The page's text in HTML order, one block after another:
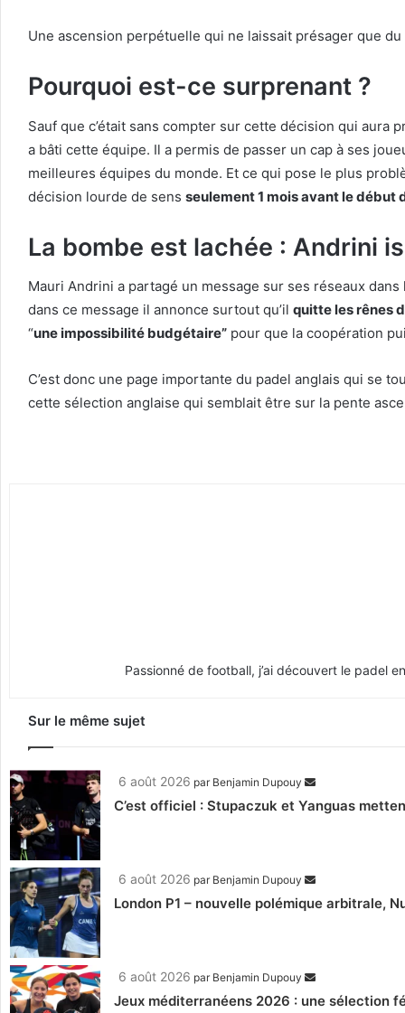
Une ascension perpétuelle qui ne laissait présager que
Pourquoi est-ce surprenant ?
Sauf que c’était sans compter sur cette décision qui
a bâti cette équipe. Il a permis de passer un cap à ses
meilleures équipes du monde. Et ce qui pose le plus
décision lourde de sens seulement 1 mois avant le début
La bombe est lachée : Andrini
Mauri Andrini a partagé un message sur ses réseaux
dans ce message il annonce surtout qu’il quitte les rênes
“une impossibilité budgétaire” pour que la coopération
C’est donc une page importante du padel anglais qui se
cette sélection anglaise qui semblait être sur la pente
Passionné de football, j’ai découvert le padel
Sur le même sujet
6 août 2026 par Benjamin Dupouy
C’est officiel : Stupaczuk et Yanguas
6 août 2026 par Benjamin Dupouy
London P1 – nouvelle polémique arbitrale,
6 août 2026 par Benjamin Dupouy
Jeux méditerranéens 2026 : une sélection